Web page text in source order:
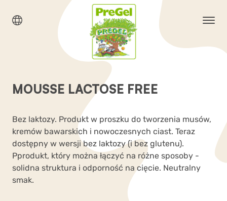
MOUSSE LACTOSE FREE
Bez laktozy. Produkt w proszku do tworzenia musów,
kremów bawarskich i nowoczesnych ciast. Teraz
dostępny w wersji bez laktozy (i bez glutenu).
Pprodukt, który można łączyć na różne sposoby -
solidna struktura i odporność na cięcie. Neutralny
smak.